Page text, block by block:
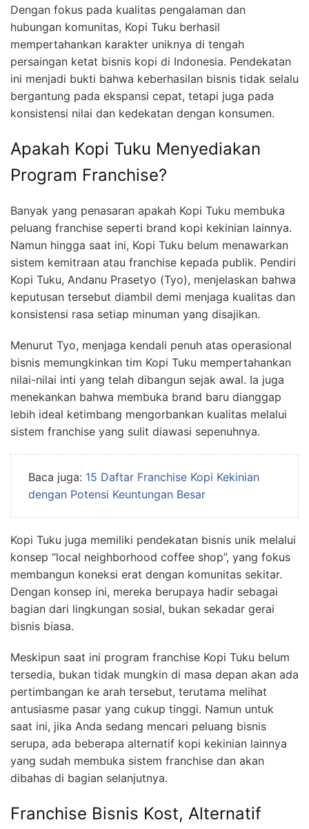
Dengan fokus pada kualitas pengalaman dan
hubungan komunitas, Kopi Tuku berhasil
mempertahankan karakter uniknya di tengah
persaingan ketat bisnis kopi di Indonesia. Pendekatan
ini menjadi bukti bahwa keberhasilan bisnis tidak selalu
bergantung pada ekspansi cepat, tetapi juga pada
konsistensi nilai dan kedekatan dengan konsumen.
Apakah Kopi Tuku Menyediakan
Program Franchise?
Banyak yang penasaran apakah Kopi Tuku membuka
peluang franchise seperti brand kopi kekinian lainnya.
Namun hingga saat ini, Kopi Tuku belum menawarkan
sistem kemitraan atau franchise kepada publik. Pendiri
Kopi Tuku, Andanu Prasetyo (Tyo), menjelaskan bahwa
keputusan tersebut diambil demi menjaga kualitas dan
konsistensi rasa setiap minuman yang disajikan.
Menurut Tyo, menjaga kendali penuh atas operasional
bisnis memungkinkan tim Kopi Tuku mempertahankan
nilai-nilai inti yang telah dibangun sejak awal. Ia juga
menekankan bahwa membuka brand baru dianggap
lebih ideal ketimbang mengorbankan kualitas melalui
sistem franchise yang sulit diawasi sepenuhnya.
Baca juga: 15 Daftar Franchise Kopi Kekinian
dengan Potensi Keuntungan Besar
Kopi Tuku juga memiliki pendekatan bisnis unik melalui
konsep “local neighborhood coffee shop”, yang fokus
membangun koneksi erat dengan komunitas sekitar.
Dengan konsep ini, mereka berupaya hadir sebagai
bagian dari lingkungan sosial, bukan sekadar gerai
bisnis biasa.
Meskipun saat ini program franchise Kopi Tuku belum
tersedia, bukan tidak mungkin di masa depan akan ada
pertimbangan ke arah tersebut, terutama melihat
antusiasme pasar yang cukup tinggi. Namun untuk
saat ini, jika Anda sedang mencari peluang bisnis
serupa, ada beberapa alternatif kopi kekinian lainnya
yang sudah membuka sistem franchise dan akan
dibahas di bagian selanjutnya.
Franchise Bisnis Kost, Alternatif